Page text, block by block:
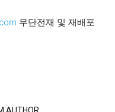
무단전재 및 재배포